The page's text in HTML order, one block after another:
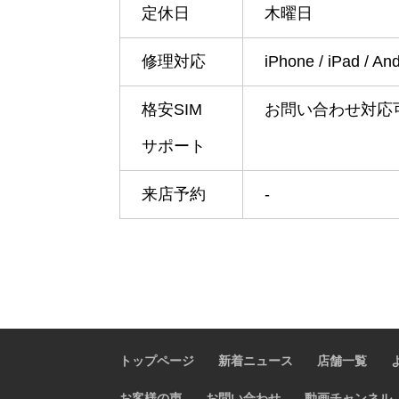
定休日 木曜日
修理対応 iPhone / iPad /
格安SIM
サポート
お問い合わせ対応
来店予約 -
トップページ 新着ニュース 店舗一覧